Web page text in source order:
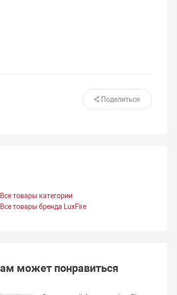
Поделиться
Все товары категории
Все товары бренда LuxFire
может понравиться